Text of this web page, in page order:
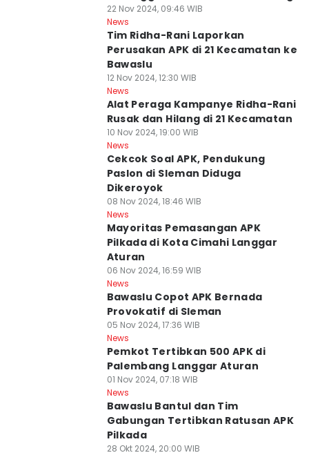
22 Nov 2024, 09:46 WIB
News
Tim Ridha-Rani Laporkan
Perusakan APK di 21 Kecamatan ke
Bawaslu
12 Nov 2024, 12:30 WIB
News
Alat Peraga Kampanye Ridha-Rani
Rusak dan Hilang di 21 Kecamatan
10 Nov 2024, 19:00 WIB
News
Cekcok Soal APK, Pendukung
Paslon di Sleman Diduga
Dikeroyok
08 Nov 2024, 18:46 WIB
News
Mayoritas Pemasangan APK
Pilkada di Kota Cimahi Langgar
Aturan
06 Nov 2024, 16:59 WIB
News
Bawaslu Copot APK Bernada
Provokatif di Sleman
05 Nov 2024, 17:36 WIB
News
Pemkot Tertibkan 500 APK di
Palembang Langgar Aturan
01 Nov 2024, 07:18 WIB
News
Bawaslu Bantul dan Tim
Gabungan Tertibkan Ratusan APK
Pilkada
28 Okt 2024, 20:00 WIB